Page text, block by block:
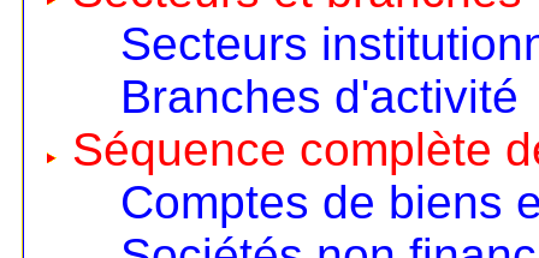
Secteurs
Branches d'activité
Séquence complète
Comptes de biens